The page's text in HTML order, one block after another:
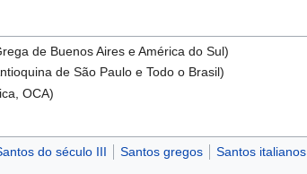
de Buenos Aires e América do Sul)
de São Paulo e Todo o Brasil)
OCA)
do século III Santos gregos Santos italianos